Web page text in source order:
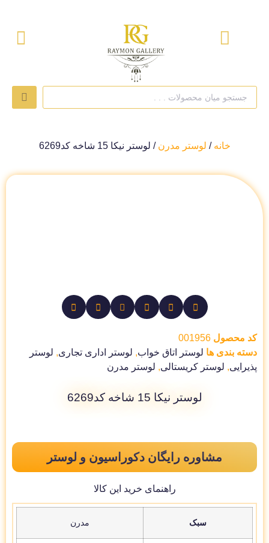
خانه / لوستر مدرن / لوستر نیکا 15 شاخه کد6269
کد محصول 001956
دسته بندی ها لوستر اتاق خواب, لوستر اداری تجاری, لوستر
پذیرایی, لوستر کریستالی, لوستر مدرن
لوستر نیکا 15 شاخه کد6269
مشاوره رایگان دکوراسیون و لوستر
راهنمای خرید این کالا
سبک مدرن